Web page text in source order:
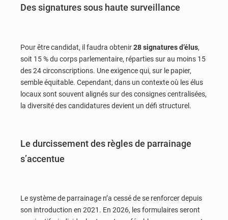
Des signatures sous haute surveillance
Pour être candidat, il faudra obtenir28 signatures d’élus,
soit 15 % du corps parlementaire, réparties sur au moins 15
des 24 circonscriptions. Une exigence qui, sur le papier,
semble équitable. Cependant, dans un contexte où les élus
locaux sont souvent alignés sur des consignes centralisées,
la diversité des candidatures devient un défi structurel.
Le durcissement des règles de parrainage
s’accentue
Le système de parrainage n’a cessé de se renforcer depuis
son introduction en 2021. En 2026, les formulaires seront